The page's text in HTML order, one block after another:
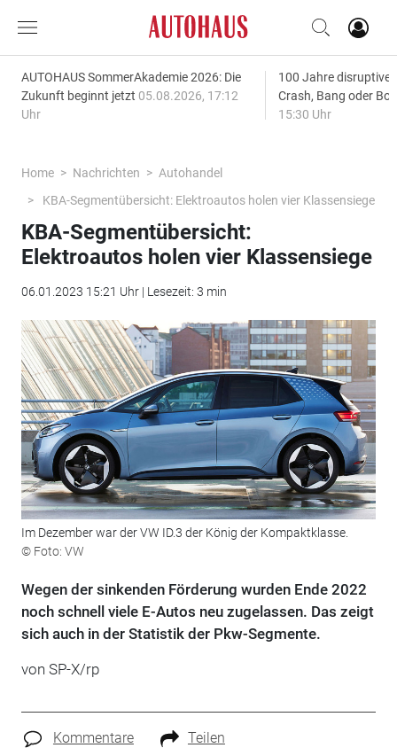
AUTOHAUS SommerAkademie 2026: Die
Zukunft beginnt jetzt 05.08.2026, 17:12
Uhr
100 Jahre disruptive
Crash, Bang oder
15:30 Uhr
Home Nachrichten
Autohandel
KBA-Segmentübersicht: Elektroautos holen vier Klassensiege
KBA-Segmentübersicht:
Elektroautos holen vier Klassensiege
06.01.2023 15:21 Uhr | Lesezeit: 3 min
Im Dezember war der VW ID.3 der König der Kompaktklasse.
© Foto: VW
Wegen der sinkenden Förderung wurden Ende 2022
noch schnell viele E-Autos neu zugelassen. Das zeigt
sich auch in der Statistik der Pkw-Segmente.
von SP-X/rp
Kommentare Teilen